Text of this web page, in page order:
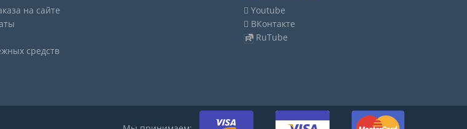
на сайте
средств
Youtube
ВКонтакте
RuTube